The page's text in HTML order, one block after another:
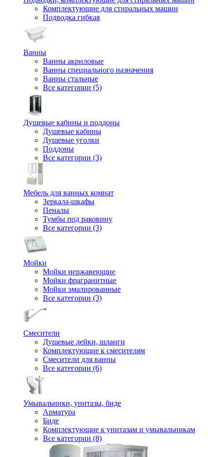
Комплектующие для стиральных машин
Подводка гибкая
Ванны
Ванны акриловые
Ванны специального назначения
Ванны стальные
Все категории (5)
Душевые кабины и поддоны
Душевые кабины
Душевые уголки
Поддоны
Все категории (3)
Мебель для ванных комнат
Зеркала-шкафы
Пеналы
Тумбы под раковину
Все категории (3)
Мойки
Мойки нержавеющие
Мойки фрагранитные
Мойки эмалированные
Все категории (3)
Смесители
Душевые лейки, шланги
Комплектующие к смесителям
Смесители для ванны
Все категории (6)
Умывальники, унитазы, биде
Арматура
Биде
Комплектующие к унитазам и умывальникам
Все категории (8)